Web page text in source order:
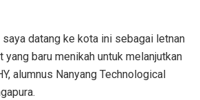
saya datang ke kota ini sebagai letnan
yang baru menikah untuk melanjutkan
alumnus Nanyang Technological